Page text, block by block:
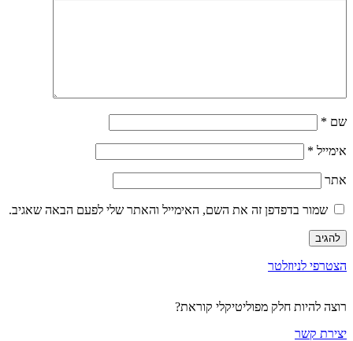
שם *
אימייל *
אתר
שמור בדפדפן זה את השם, האימייל והאתר שלי לפעם הבאה שאגיב.
הצטרפי לניוזלטר
רוצה להיות חלק מפוליטיקלי קוראת?
יצירת קשר